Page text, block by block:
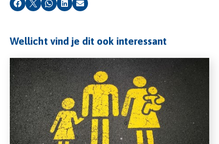
Facebook
X Whatsapp
LinkedInE-mail
Wellicht vind je dit ook interessant